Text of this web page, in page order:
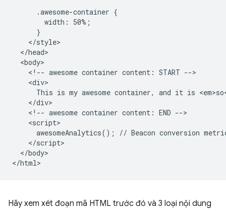
      .awesome-container {
        width: 50%;
      }
    </style>
  </head>
  <body>
    <!-- awesome container content: START -->
    <div>
This is my awesome container, and it is
    </div>
    <!-- awesome container content: END -->
    <script>
awesomeAnalytics(); // Beacon conversion
    </script>
  </body>
Hãy xem xét đoạn mã HTML trước đó và 3 loại nội dung